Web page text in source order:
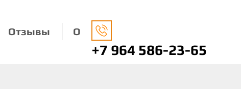
Отзывы
О
+7 964 586-23-65